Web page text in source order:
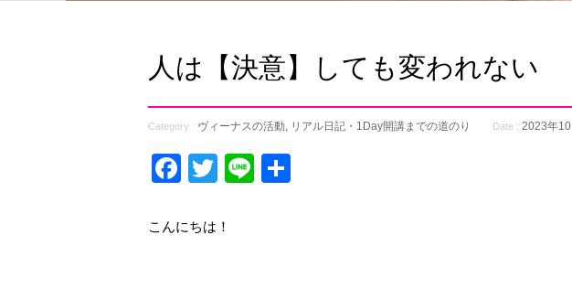
人は【決意】しても変われない
Category : ヴィーナスの活動, リアル日記・1Day開講までの道のり Date : 2023年10
Facebook
Twitter
Line
こんにちは！